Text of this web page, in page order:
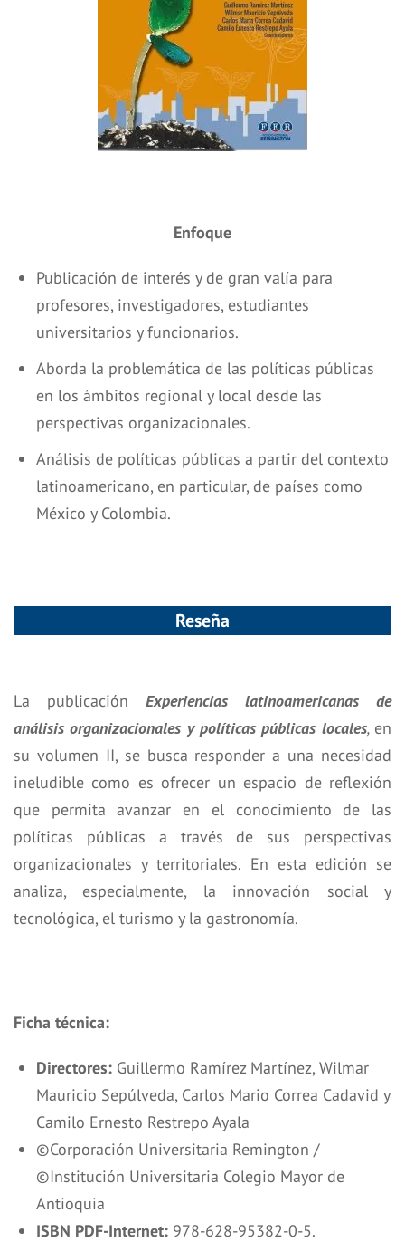
Enfoque
Publicación de interés y de gran valía para
profesores, investigadores, estudiantes
universitarios y funcionarios.
Aborda la problemática de las políticas públicas
en los ámbitos regional y local desde las
perspectivas organizacionales.
Análisis de políticas públicas a partir del contexto
latinoamericano, en particular, de países como
México y Colombia.
Reseña
La publicación Experiencias latinoamericanas de
análisis organizacionales y políticas públicas locales, en
su volumen II, se busca responder a una necesidad
ineludible como es ofrecer un espacio de reflexión
que permita avanzar en el conocimiento de las
políticas públicas a través de sus perspectivas
organizacionales y territoriales. En esta edición se
analiza, especialmente, la innovación social y
tecnológica, el turismo y la gastronomía.
Ficha técnica:
Directores: Guillermo Ramírez Martínez, Wilmar
Mauricio Sepúlveda, Carlos Mario Correa Cadavid y
Camilo Ernesto Restrepo Ayala
©Corporación Universitaria Remington /
©Institución Universitaria Colegio Mayor de
Antioquia
ISBN PDF-Internet: 978-628-95382-0-5.